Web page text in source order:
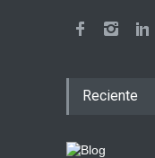
Reciente